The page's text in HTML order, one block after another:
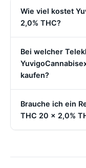
Wie viel kostet
2,0% THC?
Bei welcher
kaufen?
Brauche ich ein
THC 20 x 2,0%